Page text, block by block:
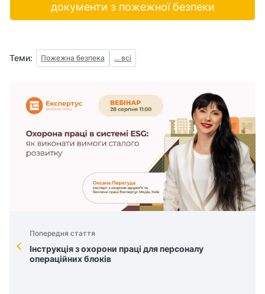
документи з пожежної безпеки
Теми: Пожежна безпека ... всі
Попередня стаття
Інструкція з охорони праці для персоналу
операційних блоків